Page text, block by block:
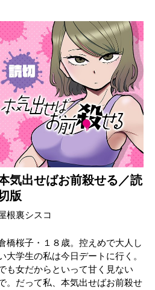
気出せばお前殺せる／読
版
根裏シスコ
橋桜子・１８歳。控えめで大人し
大学生の私は今日デートに行く。
も女だからといって甘く見ない
。だって私、本気出せばお前殺せ